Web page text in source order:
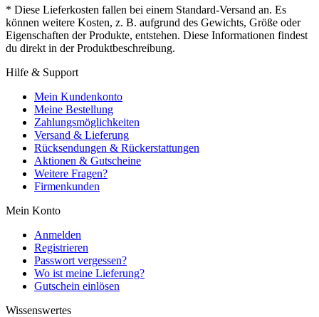
* Diese Lieferkosten fallen bei einem Standard-Versand an. Es
können weitere Kosten, z. B. aufgrund des Gewichts, Größe oder
Eigenschaften der Produkte, entstehen. Diese Informationen findest
du direkt in der Produktbeschreibung.
Hilfe & Support
Mein Kundenkonto
Meine Bestellung
Zahlungsmöglichkeiten
Versand & Lieferung
Rücksendungen & Rückerstattungen
Aktionen & Gutscheine
Weitere Fragen?
Firmenkunden
Mein Konto
Anmelden
Registrieren
Passwort vergessen?
Wo ist meine Lieferung?
Gutschein einlösen
Wissenswertes